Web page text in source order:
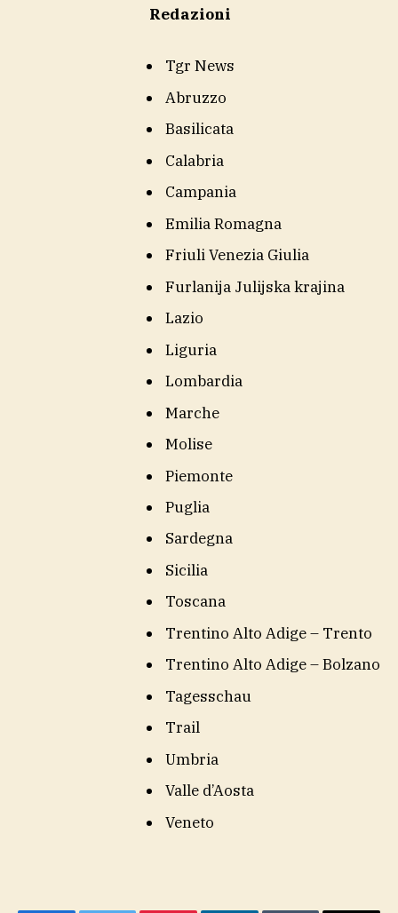
Redazioni
Tgr News
Abruzzo
Basilicata
Calabria
Campania
Emilia Romagna
Friuli Venezia Giulia
Furlanija Julijska krajina
Lazio
Liguria
Lombardia
Marche
Molise
Piemonte
Puglia
Sardegna
Sicilia
Toscana
Trentino Alto Adige – Trento
Trentino Alto Adige – Bolzano
Tagesschau
Trail
Umbria
Valle d’Aosta
Veneto